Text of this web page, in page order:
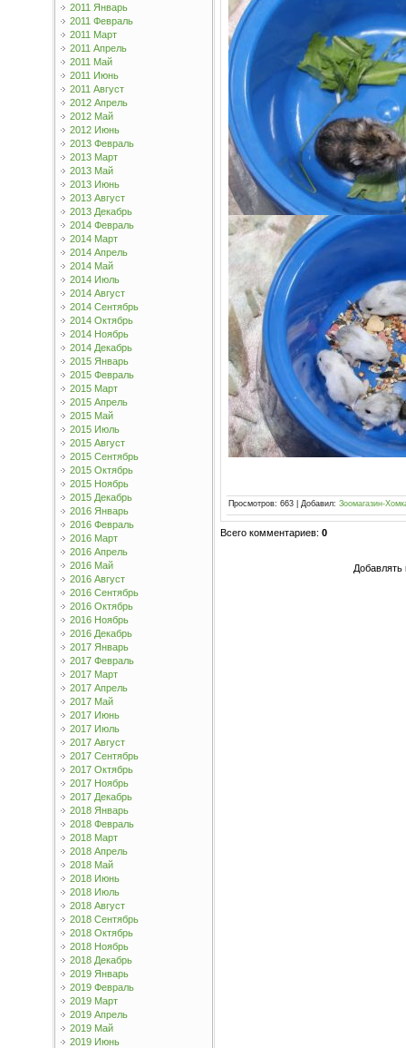
2011 Январь
2011 Февраль
2011 Март
2011 Апрель
2011 Май
2011 Июнь
2011 Август
2012 Апрель
2012 Май
2012 Июнь
2013 Февраль
2013 Март
2013 Май
2013 Июнь
2013 Август
2013 Декабрь
2014 Февраль
2014 Март
2014 Апрель
2014 Май
2014 Июль
2014 Август
2014 Сентябрь
2014 Октябрь
2014 Ноябрь
2014 Декабрь
2015 Январь
2015 Февраль
2015 Март
2015 Апрель
2015 Май
2015 Июль
2015 Август
2015 Сентябрь
2015 Октябрь
2015 Ноябрь
2015 Декабрь
2016 Январь
2016 Февраль
2016 Март
2016 Апрель
2016 Май
2016 Август
2016 Сентябрь
2016 Октябрь
2016 Ноябрь
2016 Декабрь
2017 Январь
2017 Февраль
2017 Март
2017 Апрель
2017 Май
2017 Июнь
2017 Июль
2017 Август
2017 Сентябрь
2017 Октябрь
2017 Ноябрь
2017 Декабрь
2018 Январь
2018 Февраль
2018 Март
2018 Апрель
2018 Май
2018 Июнь
2018 Июль
2018 Август
2018 Сентябрь
2018 Октябрь
2018 Ноябрь
2018 Декабрь
2019 Январь
2019 Февраль
2019 Март
2019 Апрель
2019 Май
2019 Июнь
Просмотров: 663| Добавил: Зоомагазин-
Всего комментариев: 0
Добавлять